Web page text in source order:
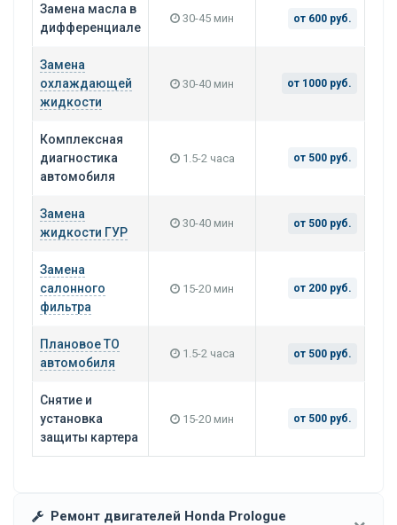
Замена масла в
дифференциале
30-45 мин от 600 руб.
Замена
охлаждающей
жидкости
30-40 мин от 1000 руб.
Комплексная
диагностика
автомобиля
1.5-2 часа от 500 руб.
Замена
жидкости ГУР
30-40 мин от 500 руб.
Замена
салонного
фильтра
15-20 мин от 200 руб.
Плановое ТО
автомобиля
1.5-2 часа от 500 руб.
Снятие и
установка
защиты картера
15-20 мин от 500 руб.
Ремонт двигателей Honda Prologue